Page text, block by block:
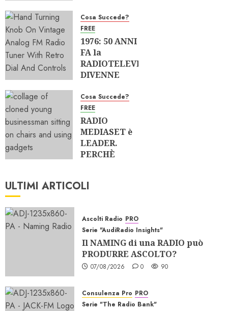
al GRUPPO?
02/08/2026
0
227
Cosa Succede?
FREE
1976: 50 ANNI
FA la
RADIOTELEVISIONE
DIVENNE
28/07/2026
0
Cosa Succede?
FREE
RADIO
MEDIASET è
LEADER.
PERCHÈ
SCARPE?
ULTIMI ARTICOLI
Ascolti Radio PRO
Serie "AudiRadio Insights"
Il NAMING di una RADIO può
PRODURRE ASCOLTO?
07/08/2026 0 90
Consulenza Pro PRO
Serie "The Radio Bank"